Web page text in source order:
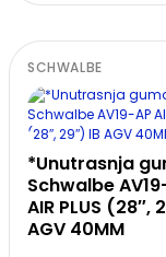
SCHWALBE
*Unutrasnja
Schwalbe
AIR PLUS (28″,
AGV 40MM